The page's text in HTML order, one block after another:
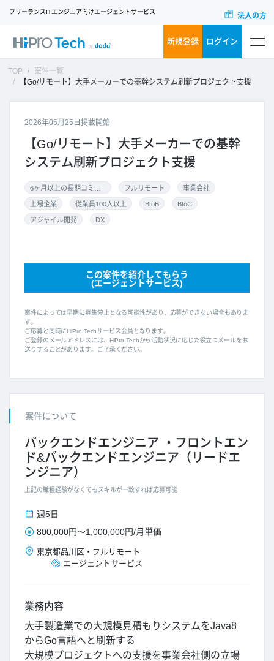
フリーランスITエンジニア向けエージェントサービス 法人の方
新規登録 ログイン
TOP
案件一覧
【Go/リモート】大手メーカーでの基幹システム刷新プロジェクト支援
2026年05月25日掲載開始
【Go/リモート】大手メーカーでの基幹
システム刷新プロジェクト支援
フルリモート 事業会社
上場企業 従業員100人以上 BtoB BtoC
アジャイル開発 DX
この案件を紹介してもらう
(エージェントサービス)
案件によっては早期に募集停止となる可能性があり、応募ができない場合もありま
す。
ご応募と同時にHiPro Techサービス会員となります。
ご登録のメールアドレスには、HiPro Techから活動状況に応じた役立つメールをお
送りすることがあります。ご了承ください。
案件について
バックエンドエンジニア
フロントエン
ド&バックエンドエンジニア（リードエ
ンジニア）
上記の職種経験がなくてもスキルが一致すれば応募可能
週5日
800,000円～1,000,000円/月単価
東京都品川区 ・ フルリモート
エージェントサービス
業務内容
大手製造業での大規模見積もりシステムをJava8
からGo言語へと刷新する
大規模プロジェクトへの支援を事業会社側の立場